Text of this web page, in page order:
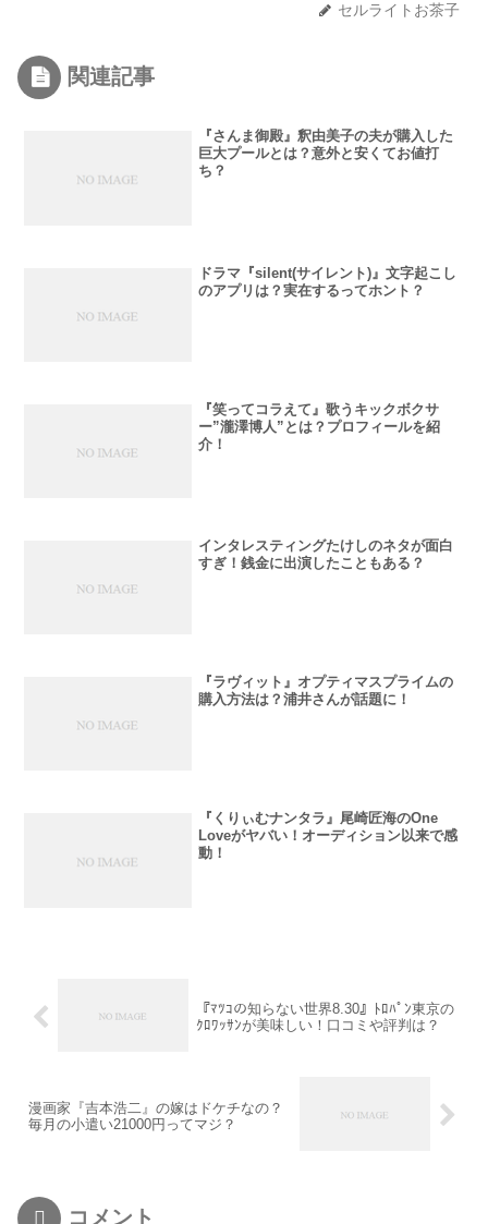
セルライトお茶子
関連記事
『さんま御殿』釈由美子の夫が購入した
巨大プールとは？意外と安くてお値打
ち？
ドラマ『silent(サイレント)』文字起こし
のアプリは？実在するってホント？
『笑ってコラえて』歌うキックボクサ
ー”瀧澤博人”とは？プロフィールを紹
介！
インタレスティングたけしのネタが面白
すぎ！銭金に出演したこともある？
『ラヴィット』オプティマスプライムの
購入方法は？浦井さんが話題に！
『くりぃむナンタラ』尾崎匠海のOne
Loveがヤバい！オーディション以来で感
動！
『ﾏﾂｺの知らない世界8.30』ﾄﾛﾊﾟﾝ東京の
ｸﾛﾜｯｻﾝが美味しい！口コミや評判は？
漫画家『吉本浩二』の嫁はドケチなの？
毎月の小遣い21000円ってマジ？
コメント